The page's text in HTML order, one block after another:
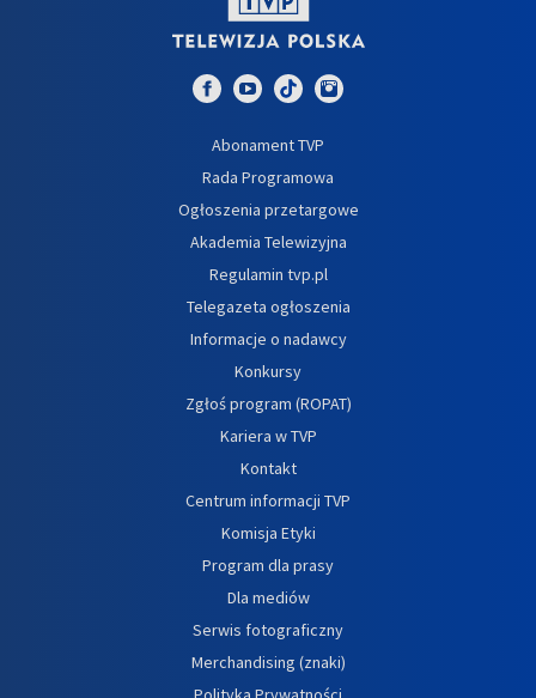
Abonament TVP
Rada Programowa
Ogłoszenia przetargowe
Akademia Telewizyjna
Regulamin tvp.pl
Telegazeta ogłoszenia
Informacje o nadawcy
Konkursy
Zgłoś program (ROPAT)
Kariera w TVP
Kontakt
Centrum informacji TVP
Komisja Etyki
Program dla prasy
Dla mediów
Serwis fotograficzny
Merchandising (znaki)